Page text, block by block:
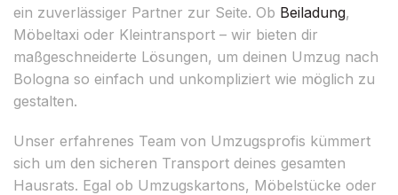
ein zuverlässiger Partner zur Seite. Ob Beiladung,
Möbeltaxi oder Kleintransport – wir bieten dir
maßgeschneiderte Lösungen, um deinen Umzug nach
Bologna so einfach und unkompliziert wie möglich zu
gestalten.
Unser erfahrenes Team von Umzugsprofis kümmert
sich um den sicheren Transport deines gesamten
Hausrats. Egal ob Umzugskartons, Möbelstücke oder